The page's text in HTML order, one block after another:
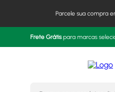
Parcele sua compra
Frete Grátispara marcas